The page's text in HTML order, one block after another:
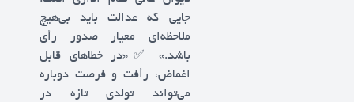
جایی که عدالت باید بی‌هیچ
ملاحظه‌ای معیار صدور رأی
باشد.» ✅️«در خطاهای قابل
اغماض، رأفت و فرصت دوباره
می‌تواند تولدی تازه در